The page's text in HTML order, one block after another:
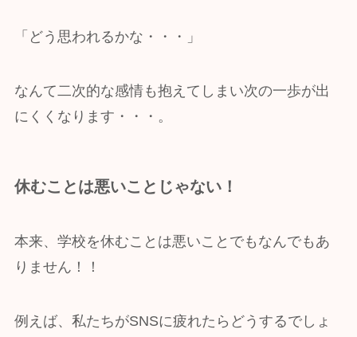
「どう思われるかな・・・」
なんて二次的な感情も抱えてしまい次の一歩が出
にくくなります・・・。
休むことは悪いことじゃない！
本来、学校を休むことは悪いことでもなんでもあ
りません！！
例えば、私たちがSNSに疲れたらどうするでしょ